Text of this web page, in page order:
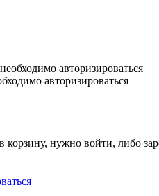
авторизироваться
авторизироваться
корзину, нужно войти, либо